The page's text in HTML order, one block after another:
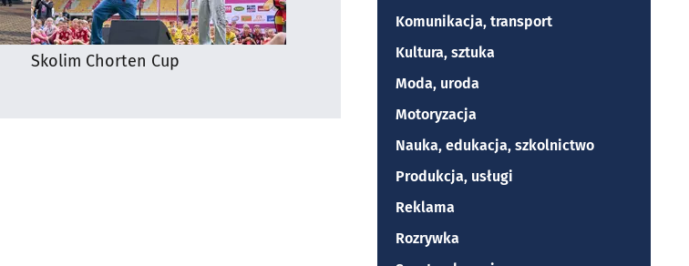
Skolim Chorten Cup
Komunikacja, transport
Kultura, sztuka
Moda, uroda
Motoryzacja
Nauka, edukacja, szkolnictwo
Produkcja, usługi
Reklama
Rozrywka